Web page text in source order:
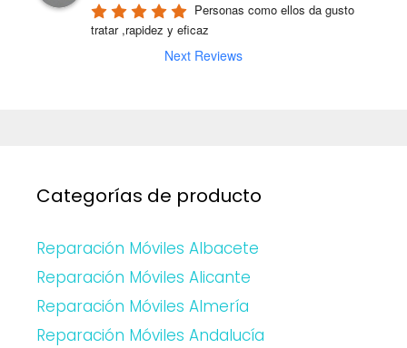
Personas como ellos da gusto
tratar ,rapidez y eficaz
Next Reviews
Categorías de producto
Reparación Móviles Albacete
Reparación Móviles Alicante
Reparación Móviles Almería
Reparación Móviles Andalucía